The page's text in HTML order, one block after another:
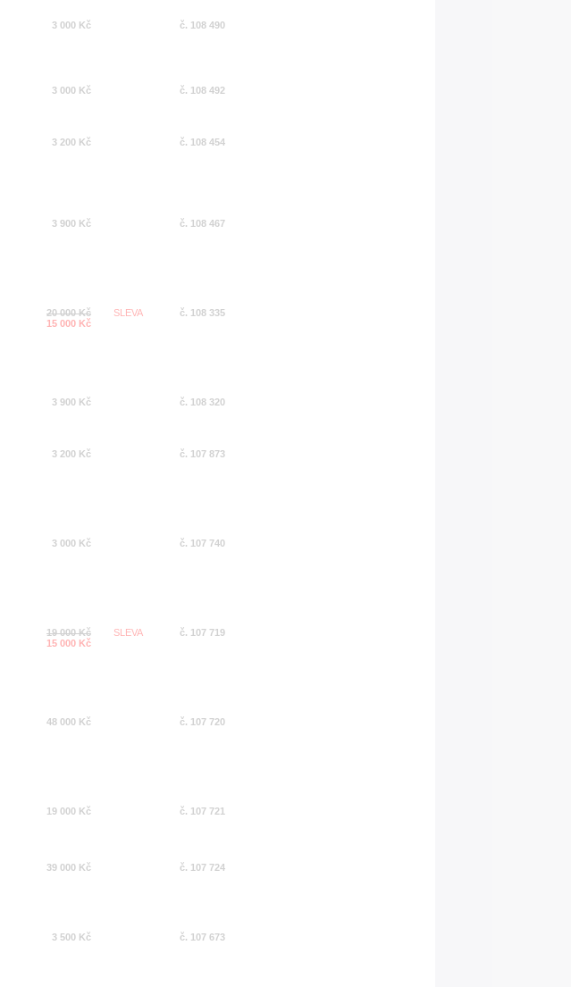
3 000 Kč č. 108 490
3 000 Kč č. 108 492
3 200 Kč č. 108 454
3 900 Kč č. 108 467
20 000 Kč
15 000 Kč
SLEVA č. 108 335
3 900 Kč č. 108 320
3 200 Kč č. 107 873
3 000 Kč č. 107 740
19 000 Kč
15 000 Kč
SLEVA č. 107 719
48 000 Kč č. 107 720
19 000 Kč č. 107 721
39 000 Kč č. 107 724
3 500 Kč č. 107 673